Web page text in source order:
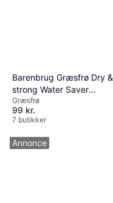
Barenbrug Græsfrø Dry &
strong Water Saver
plænegræs Græsfrø
Græsfrø
99 kr.
7 butikker
Annonce